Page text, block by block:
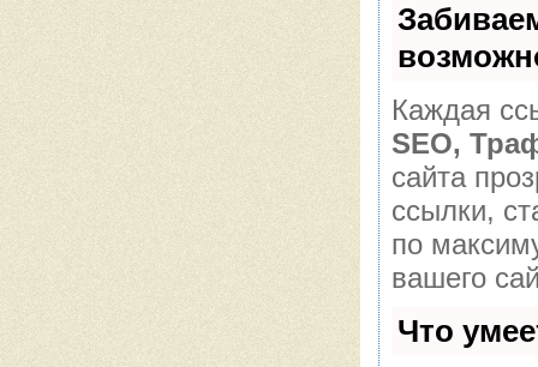
Каждая
SEO,
сайта
ссылки,
по
вашего
Что